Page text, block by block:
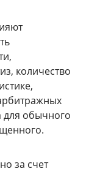
количество
для обычного
за счет